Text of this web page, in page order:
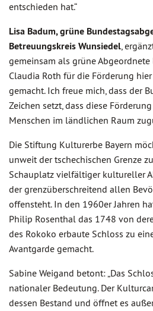
entschieden hat.“
Lisa Badum, grüne
Betreuungskreis Wunsiedel,
gemeinsam als grüne
Claudia Roth für die Förderung
gemacht. Ich freue mich, dass der
Zeichen setzt, dass diese
Menschen im ländlichen Raum
Die Stiftung Kulturerbe Bayern
unweit der tschechischen Grenze
Schauplatz vielfältiger kultureller
der grenzüberschreitend allen
offensteht. In den 1960er Jahren
Philip Rosenthal das 1748 von
des Rokoko erbaute Schloss zu
Avantgarde gemacht.
Sabine Weigand betont: „Das
nationaler Bedeutung. Der
dessen Bestand und öffnet es